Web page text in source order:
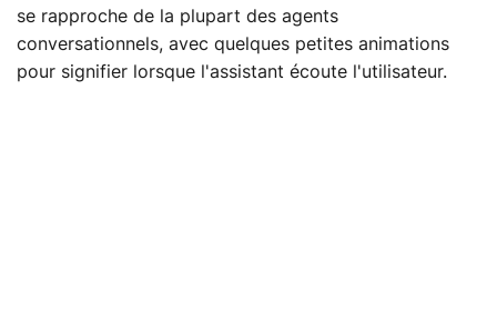
se rapproche de la plupart des agents
conversationnels, avec quelques petites animations
pour signifier lorsque l'assistant écoute l'utilisateur.